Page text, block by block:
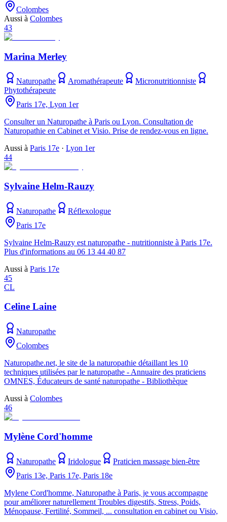
Colombes
Aussi à Colombes
43
Marina Merley
Naturopathe Aromathérapeute
Micronutritionniste
Phytothérapeute
Paris 17e, Lyon 1er
Consulter un Naturopathe à Paris ou Lyon. Consultation de
Naturopathie en Cabinet et Visio. Prise de rendez-vous en ligne.
Aussi à Paris 17e · Lyon 1er
44
Sylvaine Helm-Rauzy
Naturopathe
Réflexologue
Paris 17e
Sylvaine Helm-Rauzy est naturopathe - nutritionniste à Paris 17e.
Plus d'informations au 06 13 44 40 87
Aussi à Paris 17e
45
CL
Celine Laine
Naturopathe
Colombes
Naturopathe.net, le site de la naturopathie détaillant les 10
techniques utilisées par le naturopathe - Annuaire des praticiens
OMNES, Éducateurs de santé naturopathe - Bibliothèque
Aussi à Colombes
46
Mylène Cord'homme
Naturopathe Iridologue
Praticien massage bien-être
Paris 13e, Paris 17e, Paris 18e
Mylene Cord'homme, Naturopathe à Paris, je vous accompagne
pour améliorer naturellement Troubles digestifs, Stress, Poids,
Ménopause, Fertilité, Sommeil, ... consultation en cabinet ou Visio,